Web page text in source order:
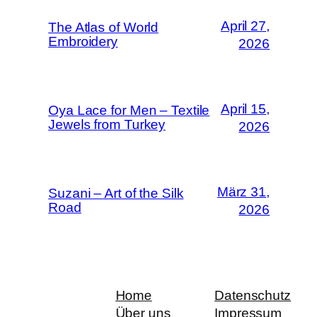
The Atlas of World
Embroidery
April 27,
2026
Oya Lace for Men – Textile
Jewels from Turkey
April 15,
2026
Suzani – Art of the Silk
Road
März 31,
2026
Home
Über uns
Datenschutz
Impressum